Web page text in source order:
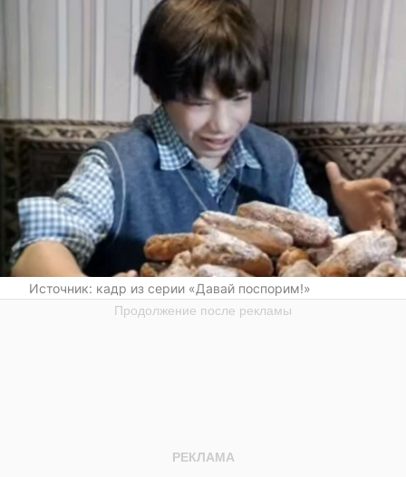
Источник: кадр из серии «Давай поспорим!»